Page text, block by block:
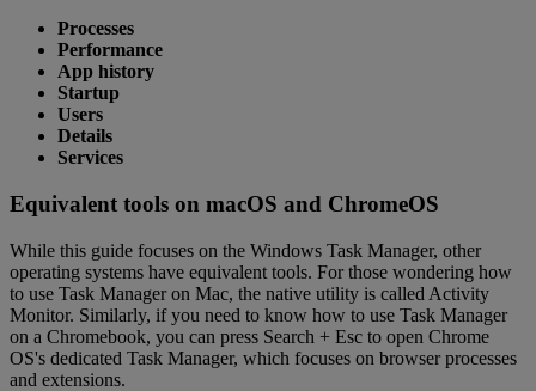
Processes
Performance
App history
Startup
Users
Details
Services
Equivalent tools on macOS and ChromeOS
While this guide focuses on the Windows Task Manager, other
operating systems have equivalent tools. For those wondering how
to use Task Manager on Mac, the native utility is called Activity
Monitor. Similarly, if you need to know how to use Task Manager
on a Chromebook, you can press Search + Esc to open Chrome
OS's dedicated Task Manager, which focuses on browser processes
and extensions.